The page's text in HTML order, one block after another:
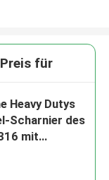
für
Heavy Dutys
Scharnier des
mit